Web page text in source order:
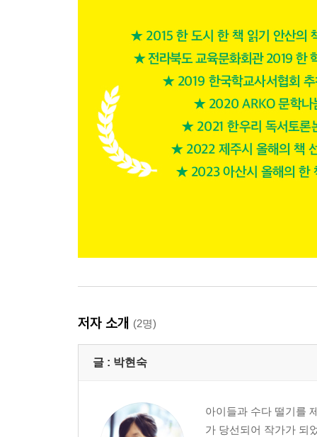
저자 소개 (2명)
글 : 박현숙
아이들과 수다 떨기를
가 당선되어 작가가 되